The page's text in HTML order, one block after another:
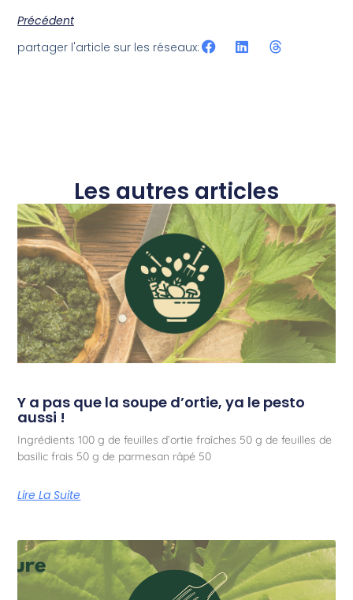
Précédent
partager l'article sur les réseaux:
Les autres articles
Y a pas que la soupe d’ortie, ya le pesto
aussi !
Ingrédients 100 g de feuilles d’ortie fraîches 50 g de feuilles de
basilic frais 50 g de parmesan râpé 50
Lire La Suite